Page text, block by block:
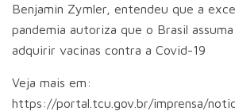
Benjamin Zymler, entendeu que a
pandemia autoriza que o Brasil
adquirir vacinas contra a Covid-19
Veja mais em:
https://portal.tcu.gov.br/imprensa/